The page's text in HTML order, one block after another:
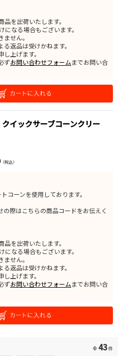
を出荷いたします。
なる場合もございます。
せん。
返品は受けかねます。
上げます。
ずお問い合わせフォームまでお問い合
クイックサーブコーンクリー
（税込）
コーンを使用しております。
際はこちらの商品コードをお伝えく
を出荷いたします。
なる場合もございます。
せん。
返品は受けかねます。
上げます。
ずお問い合わせフォームまでお問い合
全 43件